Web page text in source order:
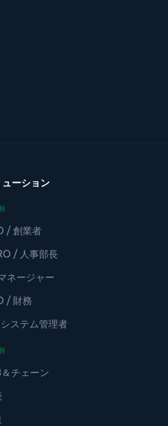
ューション
/ 創業者
/ 人事部長
ネージャー
/ 財務
ステム管理者
チェーン